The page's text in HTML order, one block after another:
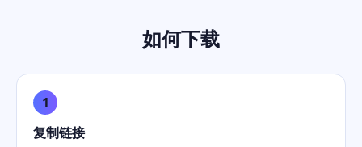
如何下载
1
复制链接